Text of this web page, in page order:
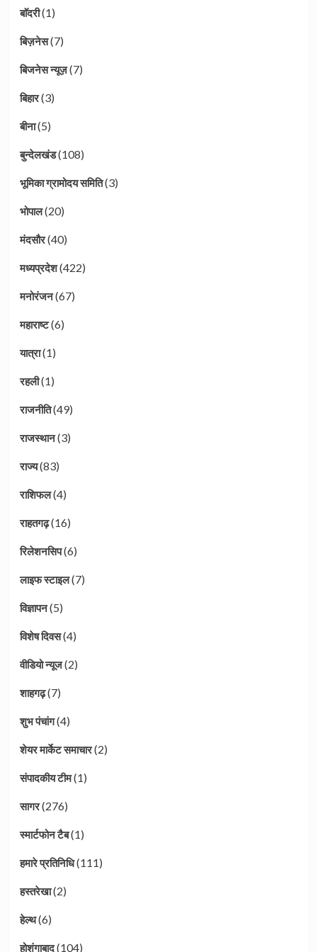
बाॅदरी(1)
बिज़नेस(7)
बिजनेस न्यूज़(7)
बिहार(3)
बीना(5)
बुन्देलखंड(108)
भूमिका ग्रामोदय समिति(3)
भोपाल(20)
मंदसौर(40)
मध्यप्रदेश(422)
मनोरंजन(67)
महाराष्ट(6)
यात्रा(1)
रहली(1)
राजनीति(49)
राजस्थान(3)
राज्य(83)
राशिफल(4)
राहतगढ़(16)
रिलेशनसिप(6)
लाइफ स्टाइल(7)
विज्ञापन(5)
विशेष दिवस(4)
वीडियो न्यूज(2)
शाहगढ़(7)
शुभ पंचांग(4)
शेयर मार्केट समाचार(2)
संपादकीय टीम(1)
सागर(276)
स्मार्टफोन टैब(1)
हमारे प्रतिनिधि(111)
हस्तरेखा(2)
हेल्थ(6)
होशंगाबाद(104)